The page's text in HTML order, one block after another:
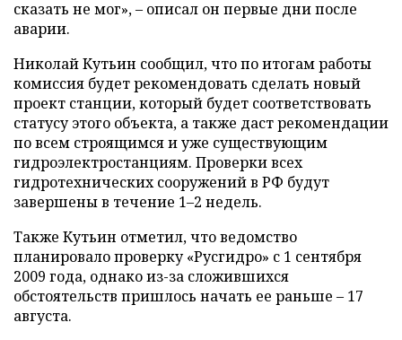
сказать не мог», – описал он первые дни после
аварии.
Николай Кутьин сообщил, что по итогам работы
комиссия будет рекомендовать сделать новый
проект станции, который будет соответствовать
статусу этого объекта, а также даст рекомендации
по всем строящимся и уже существующим
гидроэлектростанциям. Проверки всех
гидротехнических сооружений в РФ будут
завершены в течение 1–2 недель.
Также Кутьин отметил, что ведомство
планировало проверку «Русгидро» с 1 сентября
2009 года, однако из-за сложившихся
обстоятельств пришлось начать ее раньше – 17
августа.